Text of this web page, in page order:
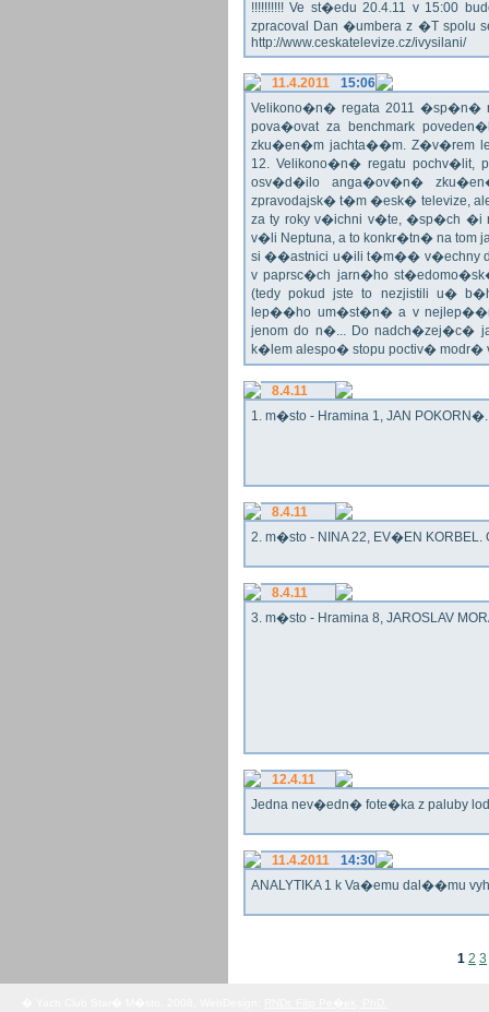
!!!!!!!!!! Ve st�edu 20.4.11 v 15:00
zpracoval Dan �umbera z �T spolu
http://www.ceskatelevize.cz/ivysilani/
11.4.2011
15:06
Velikono�n� regata 2011 �sp�n�
pova�ovat za benchmark
zku�en�m jachta��m. Z�v�rem
12. Velikono�n� regatu
osv�d�ilo anga�ov�n�
zpravodajsk� t�m �esk� televize,
za ty roky v�ichni v�te, �sp�ch
v�li Neptuna, a to konkr�tn� na tom
si ��astnici u�ili t�m�� v�echny
v paprsc�ch jarn�ho
(tedy pokud jste to nezjistili u�
lep��ho um�st�n� a v
jenom do n�... Do nadch�zej�c�
k�lem alespo� stopu poctiv�
8.4.11
1. m�sto - Hramina 1, JAN
8.4.11
2. m�sto - NINA 22, EV�EN KORBEL.
8.4.11
3. m�sto - Hramina 8, JAROSLAV
12.4.11
Jedna nev�edn� fote�ka z paluby
11.4.2011
14:30
ANALYTIKA 1 k Va�emu dal��mu
1 2 3